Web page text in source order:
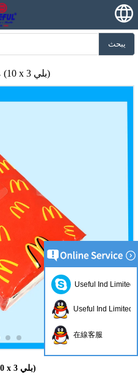
يبحث
ميني بوكيت تيسو فور أدفرتيسينغ (10 x 3 بلي)
ميني بوكيت تيسو فور أدفرتيسينغ (10 x 3 بلي)
Useful Ind Limited
Useful Ind Limited
在線客服